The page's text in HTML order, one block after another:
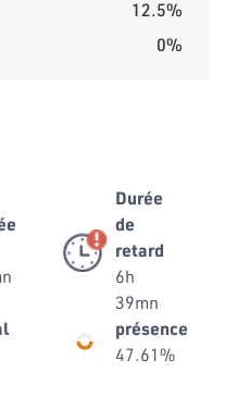
12.5%
0%
Durée
de
retard
6h
39mn
présence
47.61%